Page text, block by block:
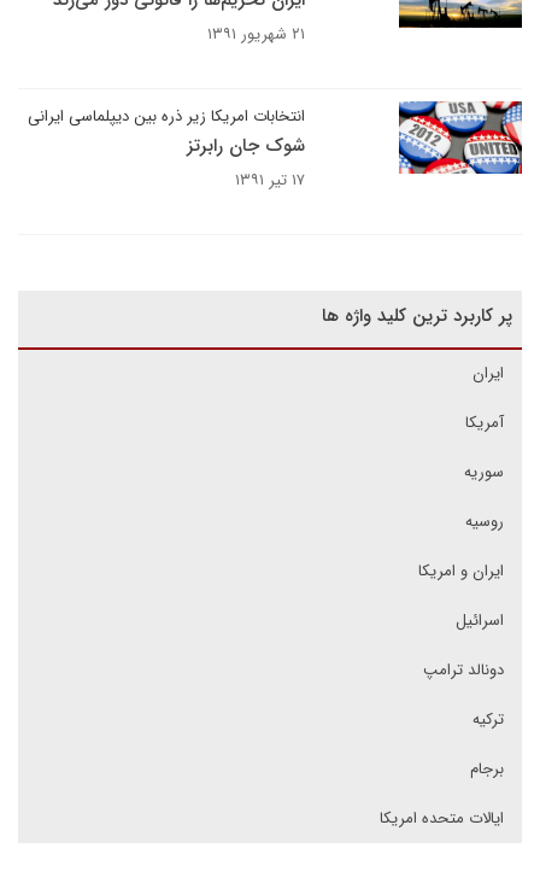
۲۱ شهریور ۱۳۹۱
انتخابات امریکا زیر ذره بین دیپلماسی ایرانی
شوک جان رابرتز
۱۷ تیر ۱۳۹۱
پر کاربرد ترین کلید واژه ها
ایران
آمریکا
سوریه
روسیه
ایران و امریکا
اسرائیل
دونالد ترامپ
ترکیه
برجام
ایالات متحده امریکا